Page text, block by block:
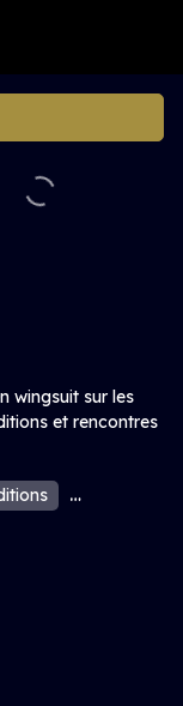
wingsuit sur les
et rencontres
Sports